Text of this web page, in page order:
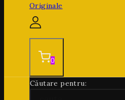
0
Căutare pentru: